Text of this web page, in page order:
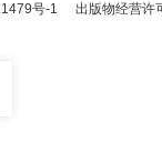
号-1 出版物经营许